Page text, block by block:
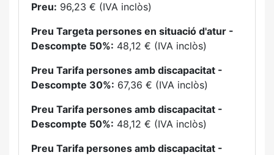
Preu: 96,23 € (IVA inclòs)
Preu Targeta persones en situació d'atur -
Descompte 50%: 48,12 € (IVA inclòs)
Preu Tarifa persones amb discapacitat -
Descompte 30%: 67,36 € (IVA inclòs)
Preu Tarifa persones amb discapacitat -
Descompte 50%: 48,12 € (IVA inclòs)
Preu Tarifa persones amb discapacitat -